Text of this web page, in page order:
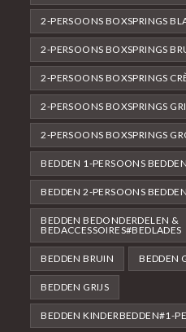
2-PERSOONS BOXSPRINGS
2-PERSOONS BOXSPRINGS
2-PERSOONS BOXSPRINGS
2-PERSOONS BOXSPRINGS
2-PERSOONS BOXSPRINGS
BEDDEN 1-PERSOONS BEDDEN
BEDDEN 2-PERSOONS BEDDEN
BEDDEN BEDONDERDELEN &
BEDACCESSOIRES#BEDLADES
BEDDEN BRUIN BEDDEN
BEDDEN GRIJS
BEDDEN KINDERBEDDEN#1-